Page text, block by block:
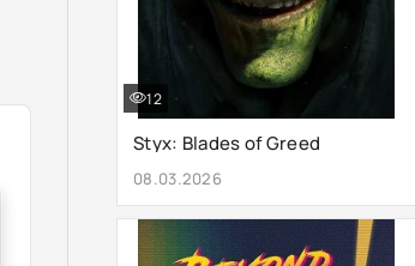
Styx: Blades of Greed
08.03.2026
12